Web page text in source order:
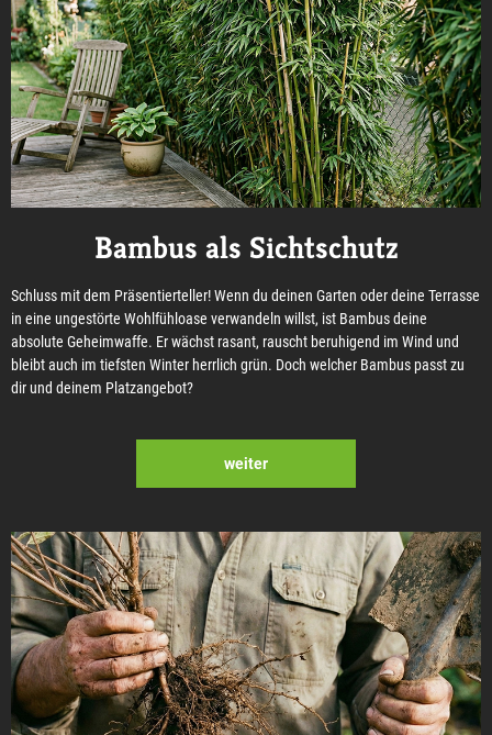
Bambus als Sichtschutz
Schluss mit dem Präsentierteller! Wenn du deinen Garten oder deine Terrasse
in eine ungestörte Wohlfühloase verwandeln willst, ist Bambus deine
absolute Geheimwaffe. Er wächst rasant, rauscht beruhigend im Wind und
bleibt auch im tiefsten Winter herrlich grün. Doch welcher Bambus passt zu
dir und deinem Platzangebot?
weiter